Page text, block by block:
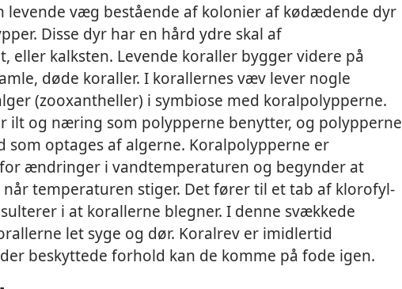
levende væg bestående af kolonier af kødædende dyr
Disse dyr har en hård ydre skal af
eller kalksten. Levende koraller bygger videre på
døde koraller. I korallernes væv lever nogle
(zooxantheller) i symbiose med koralpolypperne.
ilt og næring som polypperne benytter, og polypperne
som optages af algerne. Koralpolypperne er
ændringer i vandtemperaturen og begynder at
temperaturen stiger. Det fører til et tab af klorofyl-
i at korallerne blegner. I denne svækkede
let syge og dør. Koralrev er imidlertid
beskyttede forhold kan de komme på fode igen.